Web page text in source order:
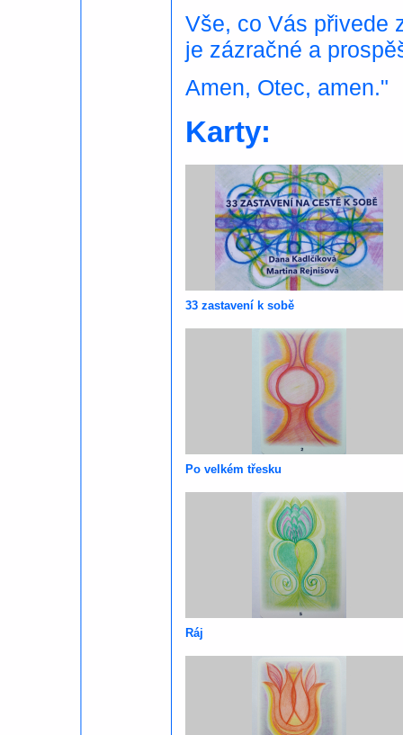
Vše, co Vás přivede
je zázračné a
Amen, Otec, amen."
Karty:
33 zastavení k sobě
Po velkém třesku
Ráj